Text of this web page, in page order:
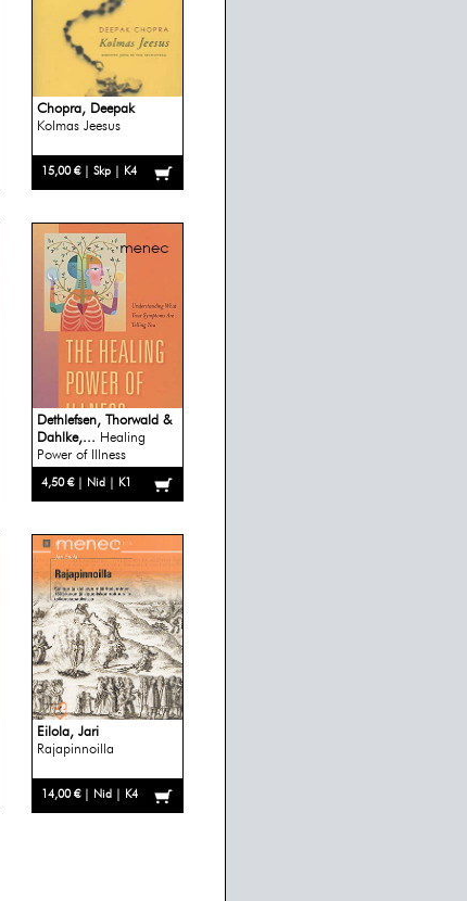
Chopra, Deepak
Kolmas Jeesus
15,00 € | Skp | K4
Dethlefsen, Thorwald &
Dahlke,... Healing
Power of Illness
4,50 € | Nid | K1
Eilola, Jari
Rajapinnoilla
14,00 € | Nid | K4